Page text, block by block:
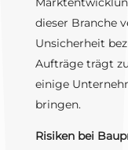
dieser Branche
Unsicherheit
Aufträge trägt
einige
bringen.
Risiken bei